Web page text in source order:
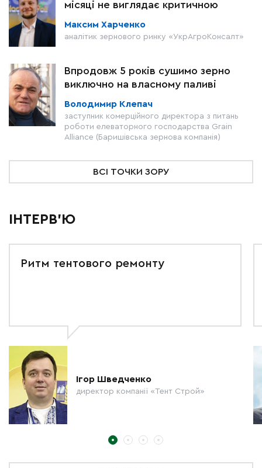
місяці не виглядає критичною
Максим Харченко
аналітик зернового ринку «УкрАгроКонсалт»
Впродовж 5 років сушимо зерно
виключно на власному паливі
Володимир Клепач
заступник комерційного директора з питань
роботи елеваторного господарства Grain
Alliance (Баришівська зернова компанія)
ВСІ ТОЧКИ ЗОРУ
ІНТЕРВ'Ю
Ритм тентового ремонту
Ігор Шведченко
директор компанії «Тент Строй»